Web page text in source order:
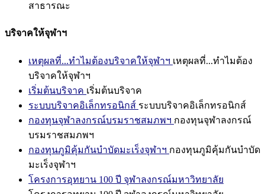
สาธารณะ
บริจาคให้จุฬาฯ
เหตุผลที่...ทำไมต้องบริจาคให้จุฬาฯ เหตุผลที่...ทำไมต้อง
บริจาคให้จุฬาฯ
เริ่มต้นบริจาค เริ่มต้นบริจาค
ระบบบริจาคอิเล็กทรอนิกส์ ระบบบริจาคอิเล็กทรอนิกส์
กองทุนจุฬาลงกรณ์บรมราชสมภพฯ กองทุนจุฬาลงกรณ์
บรมราชสมภพฯ
กองทุนภูมิคุ้มกันบำบัดมะเร็งจุฬาฯ กองทุนภูมิคุ้มกันบำบัด
มะเร็งจุฬาฯ
โครงการอุทยาน 100 ปี จุฬาลงกรณ์มหาวิทยาลัย